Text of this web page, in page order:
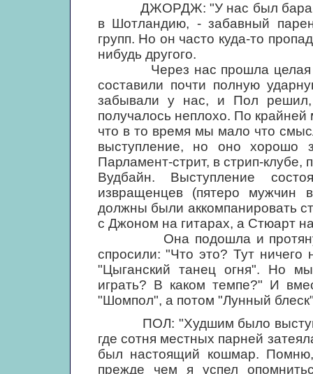
ДЖОРДЖ: "У нас был
в Шотландию, - забавный
групп. Но он часто куда-то
нибудь другого.
Через нас прошла целая
составили почти полную
забывали у нас, и Пол
получалось неплохо. По крайней
что в то время мы мало что
выступление, но оно хорошо
Парламент-стрит, в стрип-
Вудбайн. Выступление
извращенцев (пятеро мужчин
должны были аккомпанировать
с Джоном на гитарах, а Стюарт
Она подошла и протянула
спросили: "Что это? Тут ничего
"Цыганский танец огня". Но
играть? В каком темпе?" И
"Шомпол", а потом "Лунный
ПОЛ: "Худшим было
где сотня местных парней
был настоящий кошмар.
прежде чем я успел